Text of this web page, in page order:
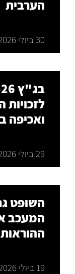
הערבית
30 ביולי 2026
ואכיפה
29 ביולי 2026
השופט
המעכב
19 ביולי 2026